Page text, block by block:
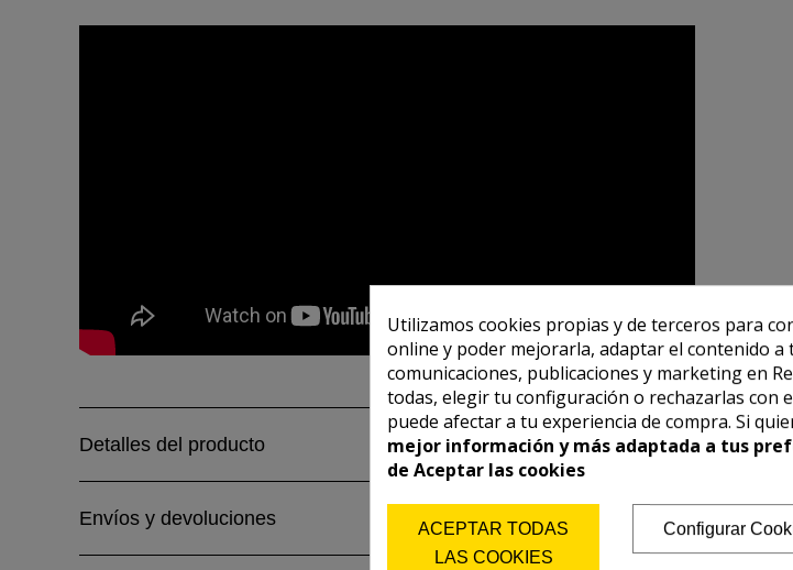
Detalles del producto
Envíos y devoluciones
Utilizamos cookies propias y de terceros para
online y poder mejorarla, adaptar el contenido
comunicaciones, publicaciones y marketing en
todas, elegir tu configuración o rechazarlas con
puede afectar a tu experiencia de compra. Si
mejor información y más adaptada a tus
de Aceptar las cookies
ACEPTAR TODAS
LAS COOKIES
Configurar